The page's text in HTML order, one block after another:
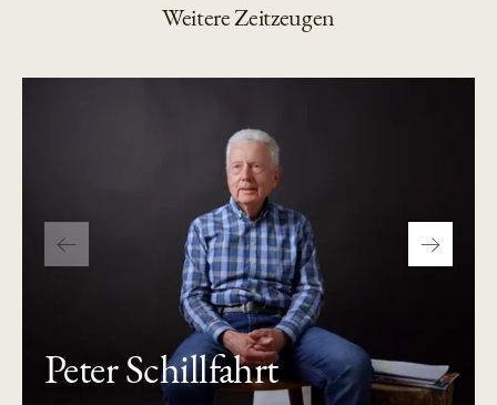
Weitere Zeitzeugen
Peter Schillfahrt